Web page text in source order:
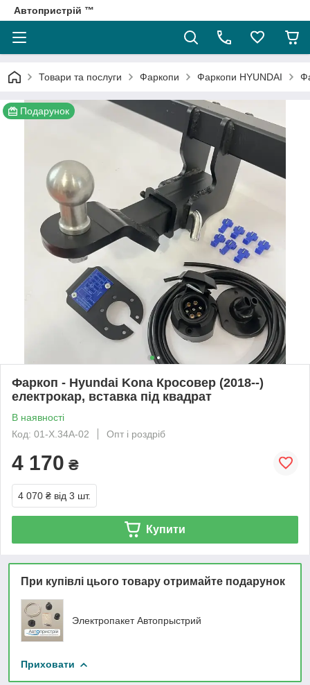
Автопристрій ™
Товари та послуги Фаркопи Фаркопи HYUNDAI
Подарунок
Фаркоп - Hyundai Kona Кросовер (2018--)
електрокар, вставка під квадрат
В наявності
Код: 01-Х.34А-02
Опт і роздріб
4 170 ₴
4 070 ₴ від 3 шт.
Купити
При купівлі цього товару отримайте подарунок
Электропакет Автопрыстрий
Приховати